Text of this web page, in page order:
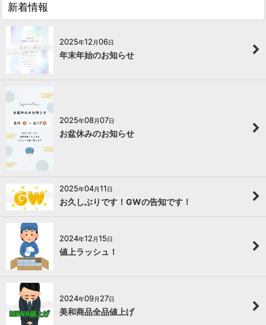
新着情報
2025年12 月06日
年末年始のお知らせ
2025年08月07日
お盆休みのお知らせ
2025年04月11日
お久しぶりです！GWの告知です！
2024年12 月15日
値上ラッシュ！
2024年09月 27日
美和商品全品値上げ